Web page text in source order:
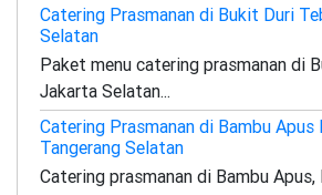
Catering Prasmanan di Bukit Duri
Selatan
Paket menu catering prasmanan di
Jakarta Selatan...
Catering Prasmanan di Bambu Apus
Tangerang Selatan
Catering prasmanan di Bambu Apus,